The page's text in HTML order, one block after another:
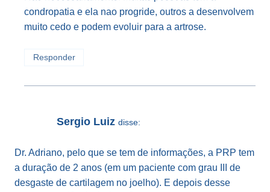
condropatia e ela nao progride, outros a desenvolvem
muito cedo e podem evoluir para a artrose.
Responder
Sergio Luiz disse:
Dr. Adriano, pelo que se tem de informações, a PRP tem
a duração de 2 anos (em um paciente com grau III de
desgaste de cartilagem no joelho). E depois desse